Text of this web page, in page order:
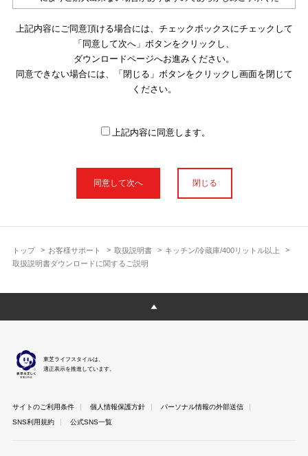
トップ お客様サポート 取扱説明書
キッチン/冷蔵庫/400リットル以上
取扱説明書ダウンロードに関するご説明
本サイトに公開されている取扱説明書は、製品が発売された時点
のものを掲載しております。従いまして本サイトに掲載されてい
る取扱説明書の記載内容とお客さまがお持ちの製品の仕様がその
後のマイナーチェンジ等で変更になる場合がございます。本サイ
トに公開されている取扱説明書の内容とお手持ちの製品の仕様に
使用上のご注意や安全上のご注意、また測定基準や数値等は取扱
説明書が作成された時点での基準に応じた内容となっております
明書以外の印刷物が同梱されている場合がありますが、本サイト
ではそれらを全て公開しておりませんのであらかじめご了承くだ
本サイトのサービスは予告なく中止または内容を変更する場合が
ございますのであらかじめご了承ください。
さま以外からのお問い合わせにはお答えできない場合があります
のであらかじめご了承ください。
上記内容にご同意頂ける場合には、チェックボックスにチェックして
「同意して次へ」ボタンをクリックし、
ダウンロードページへお進みください。
同意できない場合には、「閉じる」ボタンをクリックし画面を閉じて
ください。
上記内容に同意します。
閉じる
東芝ライフスタイルは、
適正表示を推進しています。
サイトのご利用条件 個人情報保護方針
パーソナル情報の外部送信
SNS利用規約
公式SNS一覧